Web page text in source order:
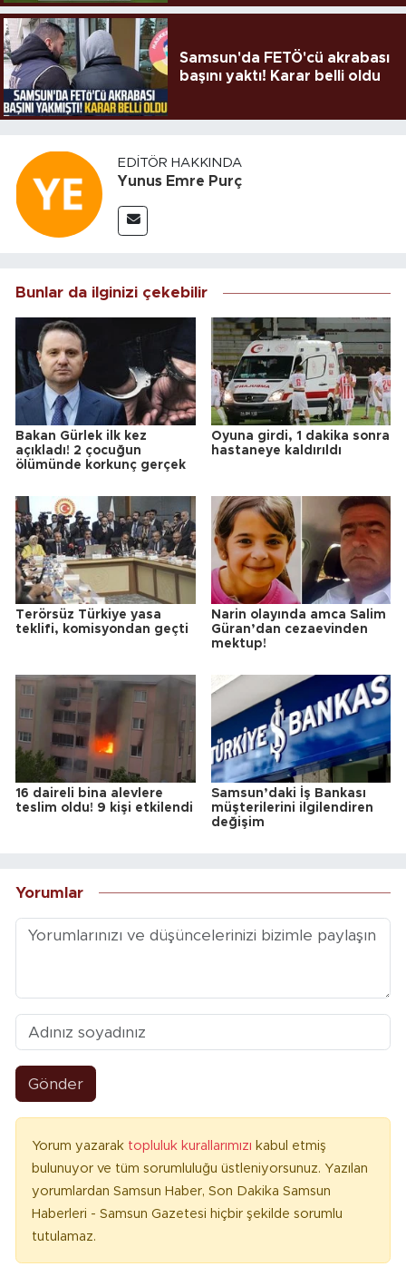
Samsun'da FETÖ'cü akrabası
başını yaktı! Karar belli oldu
EDITÖR HAKKINDA
Yunus Emre Purç
Bunlar da ilginizi çekebilir
Bakan Gürlek ilk kez
açıkladı! 2 çocuğun
ölümünde korkunç gerçek
Oyuna girdi, 1 dakika sonra
hastaneye kaldırıldı
Terörsüz Türkiye yasa
teklifi, komisyondan geçti
Narin olayında amca Salim
Güran’dan cezaevinden
mektup!
16 daireli bina alevlere
teslim oldu! 9 kişi etkilendi
Samsun’daki İş Bankası
müşterilerini ilgilendiren
değişim
Yorumlar
Gönder
Yorum yazarak topluluk kurallarımızı kabul etmiş
bulunuyor ve tüm sorumluluğu üstleniyorsunuz. Yazılan
yorumlardan Samsun Haber, Son Dakika Samsun
Haberleri - Samsun Gazetesi hiçbir şekilde sorumlu
tutulamaz.